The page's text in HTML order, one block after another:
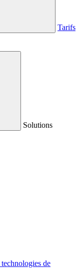
Tarifs
Solutions
de